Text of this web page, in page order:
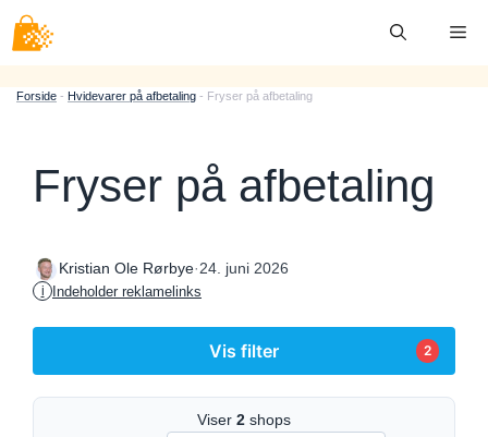
Hop
til
Forside - Hvidevarer på afbetaling - Fryser på afbetaling
Fryser på afbetaling
Kristian Ole Rørbye·24. juni 2026
i Indeholder reklamelinks
Vis filter 2
Viser 2 shops